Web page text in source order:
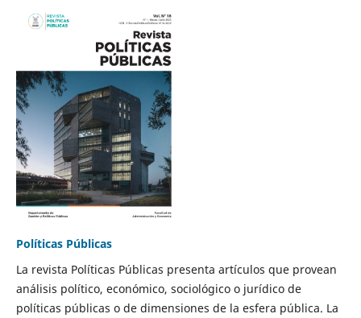
Políticas Públicas
La revista Políticas Públicas presenta artículos que provean
análisis político, económico, sociológico o jurídico de
políticas públicas o de dimensiones de la esfera pública. La